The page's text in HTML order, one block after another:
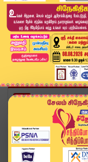
Home
வீடியோ
காவலர்களுக்கான